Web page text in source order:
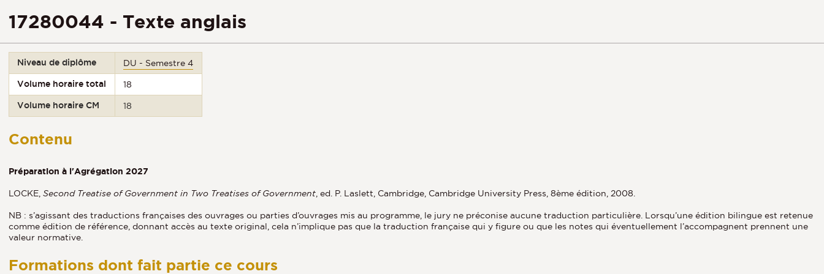
17280044 - Texte anglais
Niveau de diplôme DU - Semestre 4
Volume horaire total 18
Volume horaire CM 18
Contenu
Préparation à l'Agrégation 2027
LOCKE, Second Treatise of Government in Two Treatises of Government , ed. P. Laslett, Cambridge, Cambridge University Press, 8ème édition, 2008.
NB : s’agissant des traductions françaises des ouvrages ou parties d’ouvrages mis au programme, le jury ne préconise aucune traduction particulière. Lorsqu’une édition bilingue est retenue
comme édition de référence, donnant accès au texte original, cela n’implique pas que la traduction française qui y figure ou que les notes qui éventuellement l’accompagnent prennent une
valeur normative.
Formations dont fait partie ce cours